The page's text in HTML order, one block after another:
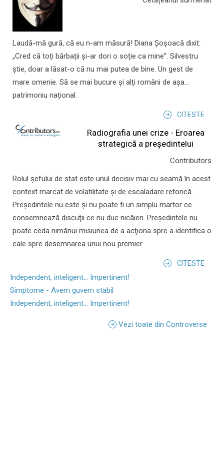
Laudă-mă gură, că eu n-am măsură! Diana Șoșoacă dixit:
„Cred că toți bărbații și-ar dori o soție ca mine”. Silvestru
știe, doar a lăsat-o că nu mai putea de bine. Un gest de
mare omenie. Să se mai bucure și alți români de așa...
patrimoniu național.
CITESTE
Radiografia unei crize - Eroarea
strategică a președintelui
Contributors
Rolul şefului de stat este unul decisiv mai cu seamă în acest
context marcat de volatilitate şi de escaladare retorică.
Preşedintele nu este şi nu poate fi un simplu martor ce
consemnează discuţii ce nu duc nicăieri. Preşedintele nu
poate ceda nimănui misiunea de a acţiona spre a identifica o
cale spre desemnarea unui nou premier.
CITESTE
Independent, inteligent... Impertinent!
Simptome - Avem guvern stabil
Independent, inteligent... Impertinent!
Vezi toate din Controverse